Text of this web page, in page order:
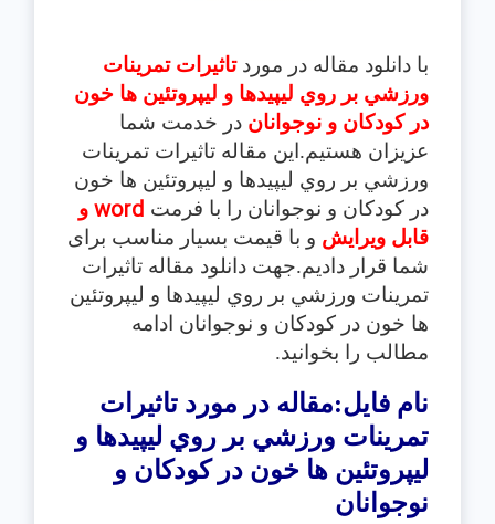
با دانلود مقاله در موردتاثيرات تمرينات
ورزشي بر روي ليپيدها و ليپروتئين ها خون
در كودكان و نوجوانان در خدمت شما
عزیزان هستیم.این مقاله تاثيرات تمرينات
ورزشي بر روي ليپيدها و ليپروتئين ها خون
در كودكان و نوجوانان را با فرمت word و
قابل ویرایش و با قیمت بسیار مناسب برای
شما قرار دادیم.جهت دانلود مقاله تاثيرات
تمرينات ورزشي بر روي ليپيدها و ليپروتئين
ها خون در كودكان و نوجوانان ادامه
مطالب را بخوانید.
نام فایل:مقاله در مورد تاثيرات
تمرينات ورزشي بر روي ليپيدها و
ليپروتئين ها خون در كودكان و
نوجوانان